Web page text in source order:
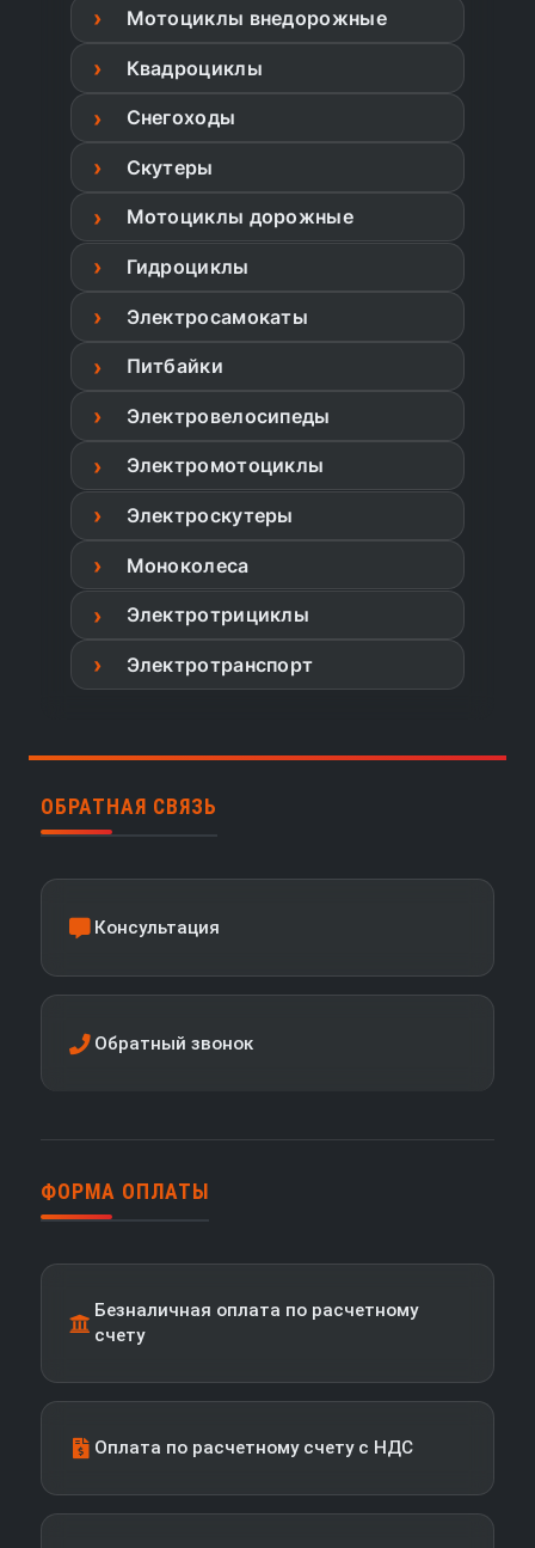
Мотоциклы внедорожные
Квадроциклы
Снегоходы
Скутеры
Мотоциклы дорожные
Гидроциклы
Электросамокаты
Питбайки
Электровелосипеды
Электромотоциклы
Электроскутеры
Моноколеса
Электротрициклы
Электротранспорт
ОБРАТНАЯ СВЯЗЬ
Консультация
Обратный звонок
ФОРМА ОПЛАТЫ
Безналичная оплата по расчетному
счету
Оплата по расчетному счету с НДС